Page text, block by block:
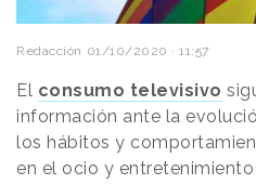
Redacción 01/10/2020 · 11:57
El consumo televisivo
información ante la
los hábitos y
en el ocio y